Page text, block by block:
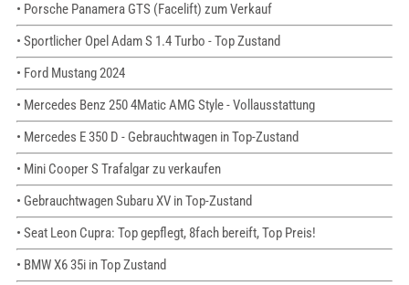
• Porsche Panamera GTS (Facelift) zum Verkauf
• Sportlicher Opel Adam S 1.4 Turbo - Top Zustand
• Ford Mustang 2024
• Mercedes Benz 250 4Matic AMG Style - Vollausstattung
• Mercedes E 350 D - Gebrauchtwagen in Top-Zustand
• Mini Cooper S Trafalgar zu verkaufen
• Gebrauchtwagen Subaru XV in Top-Zustand
• Seat Leon Cupra: Top gepflegt, 8fach bereift, Top Preis!
• BMW X6 35i in Top Zustand